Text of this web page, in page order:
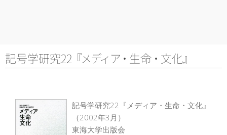
学会の沿革
研究発表について
研究会・研究プロジェクト
記号学研究22『メディ ア・ 生命・ 文化 』
記号学研究22『メディア・生命・文化』
（2002年3月）
東海大学出版会